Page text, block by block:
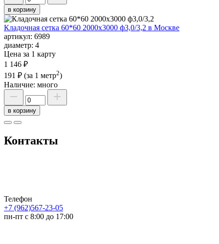
в корзину
Кладочная сетка 60*60 2000х3000 ф3,0/3,2 в Москве
артикул: 6989
диаметр: 4
Цена за 1 карту
1 146 ₽
191 ₽ (за 1 метр2)
Наличие: много
в корзину
Контакты
Телефон
+7 (962)567-23-05
пн-пт с 8:00 до 17:00